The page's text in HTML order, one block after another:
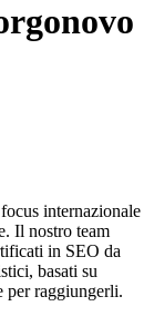
internazionale
Il nostro team
in SEO da
basati su
per raggiungerli.